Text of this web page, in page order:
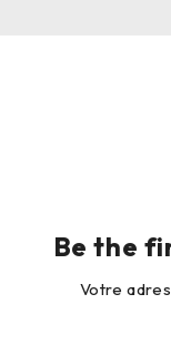
Be the
Votre